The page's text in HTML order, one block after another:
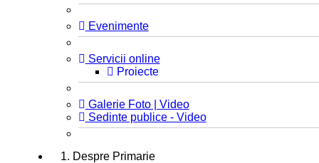
Evenimente
Servicii online
Proiecte
Galerie Foto | Video
Sedinte publice - Video
1. Despre Primarie